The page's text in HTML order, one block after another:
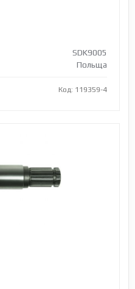
SDK9005
Польща
Код: 119359-4